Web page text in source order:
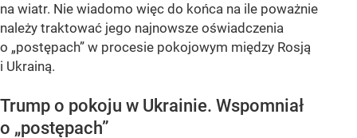
na wiatr. Nie wiadomo więc do końca na ile poważnie
należy traktować jego najnowsze oświadczenia
o „postępach” w procesie pokojowym między Rosją
i Ukrainą.
Trump o pokoju w Ukrainie. Wspomniał
o „postępach”